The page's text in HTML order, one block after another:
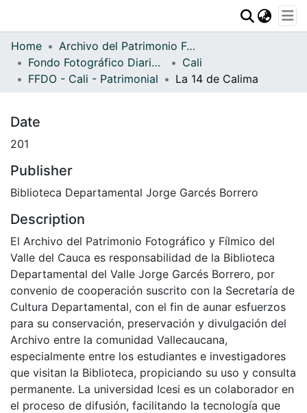
Communities & Collections
Statistics
Home
Archivo del Patrimonio Fotográfico y Fílmico del Valle del Cauca
Fondo Fotográfico Diario Occidente
Cali
FFDO - Cali - Patrimonial
La 14 de Calima
Date
201
Publisher
Biblioteca Departamental Jorge Garcés Borrero
Description
El Archivo del Patrimonio Fotográfico y Fílmico del
Valle del Cauca es responsabilidad de la Biblioteca
Departamental del Valle Jorge Garcés Borrero, por
convenio de cooperación suscrito con la Secretaría de
Cultura Departamental, con el fin de aunar esfuerzos
para su conservación, preservación y divulgación del
Archivo entre la comunidad Vallecaucana,
especialmente entre los estudiantes e investigadores
que visitan la Biblioteca, propiciando su uso y consulta
permanente. La universidad Icesi es un colaborador en
el proceso de difusión, facilitando la tecnología que